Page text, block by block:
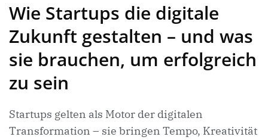
Wie Startups die digitale
Zukunft gestalten – und was
sie brauchen, um erfolgreich
zu sein
Startups gelten als Motor der digitalen
Transformation – sie bringen Tempo, Kreativität